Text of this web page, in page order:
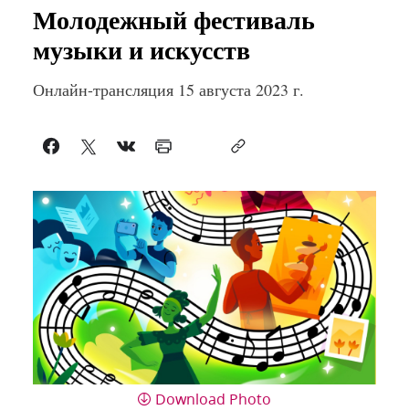
Молодежный фестиваль
музыки и искусств
Онлайн-трансляция 15 августа 2023 г.
Download Photo